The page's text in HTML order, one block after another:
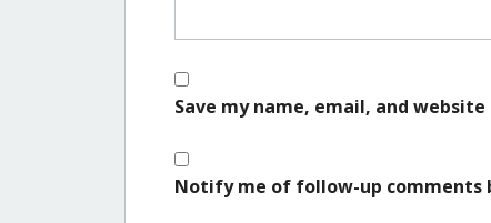
Save my name, email, and
Notify me of follow-up comments